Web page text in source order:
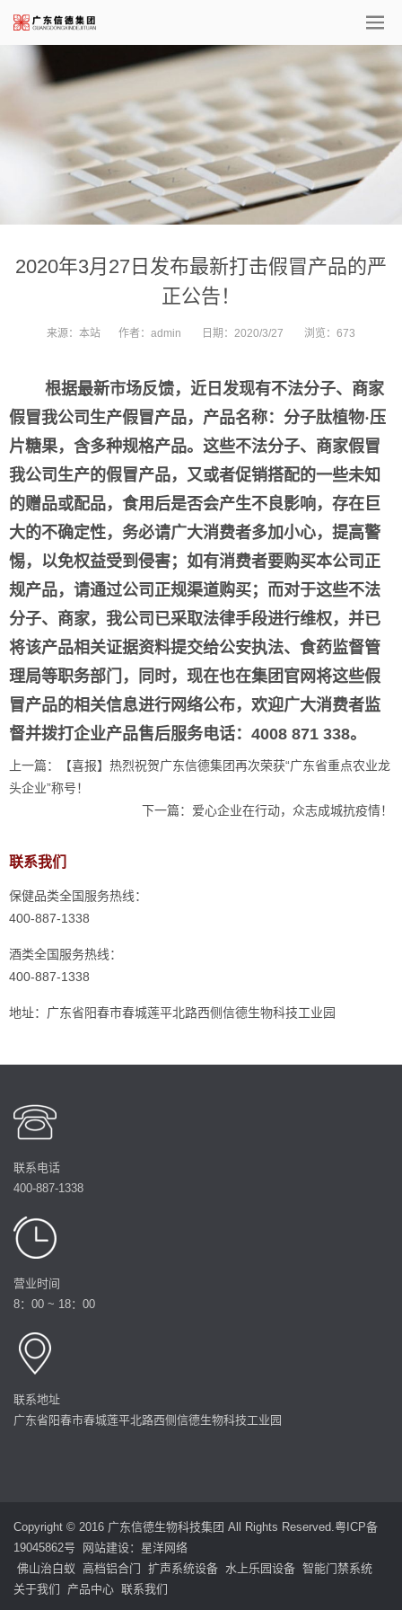
2020年3月27日发布最新打击假冒产品的严
正公告！
来源： 本站 作者： admin 日期： 2020/3/27 浏览： 673
根据最新市场反馈，近日发现有不法分子、商家
假冒我公司生产假冒产品，产品名称：分子肽植物·压
片糖果，含多种规格产品。这些不法分子、商家假冒
我公司生产的假冒产品，又或者促销搭配的一些未知
的赠品或配品，食用后是否会产生不良影响，存在巨
大的不确定性，务必请广大消费者多加小心，提高警
惕，以免权益受到侵害；如有消费者要购买本公司正
规产品，请通过公司正规渠道购买；而对于这些不法
分子、商家，我公司已采取法律手段进行维权，并已
将该产品相关证据资料提交给公安执法、食药监督管
理局等职务部门，同时，现在也在集团官网将这些假
冒产品的相关信息进行网络公布，欢迎广大消费者监
督并拨打企业产品售后服务电话： 4008 871 338。
上一篇：
【喜报】热烈祝贺广东信德集团再次荣获“广东省重点农业龙
头企业”称号！
下一篇： 爱心企业在行动，众志成城抗疫情！
联系我们
保健品类全国服务热线：
400-887-1338
酒类全国服务热线：
400-887-1338
地址：广东省阳春市春城莲平北路西侧信德生物科技工业园
联系电话
400-887-1338
营业时间
8：00 ~ 18：00
联系地址
广东省阳春市春城莲平北路西侧信德生物科技工业园
Copyright © 2016 广东信德生物科技集团 All Rights Reserved.粤ICP备
19045862号
网站建设： 星洋网络
佛山治白蚁 高档铝合门 扩声系统设备 水上乐园设备 智能门禁系统
关于我们
产品中心 联系我们